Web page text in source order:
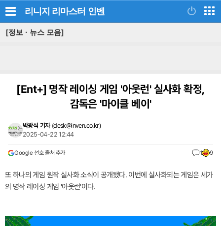
리니지 리마스터 인벤
[정보 · 뉴스 모음]
[Ent+]명작 레이싱 게임 '아웃런' 실사화 확정,
감독은 '마이클 베이'
박광석 기자 (desk@inven.co.kr)
2025-04-22 12:44
Google 선호 출처 추가 1 9
또 하나의 게임 원작 실사화 소식이 공개됐다. 이번에 실사화되는 게임은 세가
의 명작 레이싱 게임 '아웃런'이다.